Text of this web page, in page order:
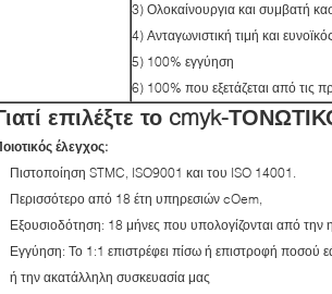
3) Ολοκαίνουργια και συμβατή
4) Ανταγωνιστική τιμή και
5) 100% εγγύηση
6) 100% που εξετάζεται από τις
επιλέξτε το cmyk-
έλεγχος:
Πιστοποίηση STMC, ISO9001 και του ISO 14001.
Περισσότερο από 18 έτη υπηρεσιών cOem,
Εξουσιοδότηση: 18 μήνες που υπολογίζονται από την
Εγγύηση: Το 1:1 επιστρέφει πίσω ή επιστροφή ποσού
ή την ακατάλληλη συσκευασία μας